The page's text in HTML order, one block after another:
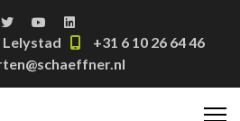
+31 6 10 26 64 46